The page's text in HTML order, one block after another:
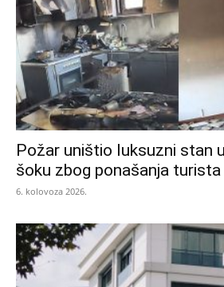
Požar uništio luksuzni stan
šoku zbog ponašanja turista
6. kolovoza 2026.